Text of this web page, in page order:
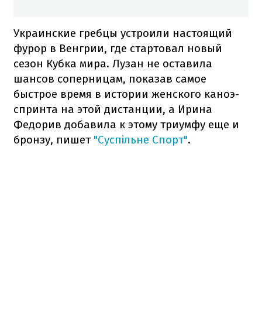
Украинские гребцы устроили настоящий
фурор в Венгрии, где стартовал новый
сезон Кубка мира. Лузан не оставила
шансов соперницам, показав самое
быстрое время в истории женского каноэ-
спринта на этой дистанции, а Ирина
Федорив добавила к этому триумфу еще и
бронзу, пишет "Суспільне Спорт".